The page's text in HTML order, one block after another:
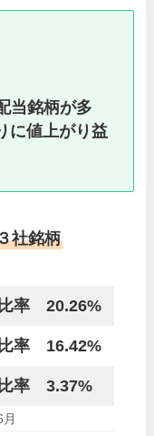
当銘柄が多
に値上がり益
社銘柄
率 20.26%
率 16.42%
率 3.37%